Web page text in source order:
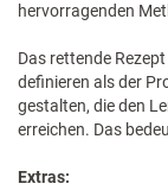
hervorragenden
Das rettende
definieren als der
gestalten, die den
erreichen. Das
Extras: